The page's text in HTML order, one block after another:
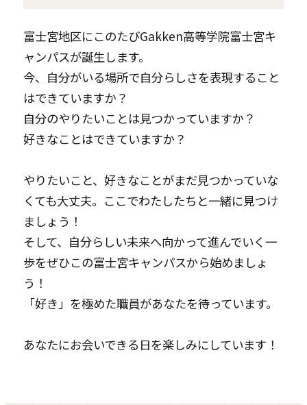
富士宮地区にこのたびGakken高等学院富士宮キ
ャンパスが誕生します。
今、自分がいる場所で自分らしさを表現すること
はできていますか？
自分のやりたいことは見つかっていますか？
好きなことはできていますか？
やりたいこと、好きなことがまだ見つかっていな
くても大丈夫。ここでわたしたちと一緒に見つけ
ましょう！
そして、自分らしい未来へ向かって進んでいく一
歩をぜひこの富士宮キャンパスから始めましょ
う！
「好き」を極めた職員があなたを待っています。
あなたにお会いできる日を楽しみにしています！